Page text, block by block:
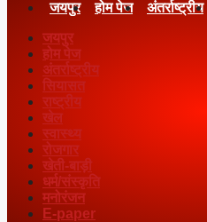
जयपुर होम पेज अंतर्राष्ट्रीय
जयपुर
होम पेज
अंतर्राष्ट्रीय
सियासत
राष्ट्रीय
खेल
स्वास्थ्य
रोजगार
खेती-बाड़ी
धर्म/संस्कृति
मनोरंजन
E-paper